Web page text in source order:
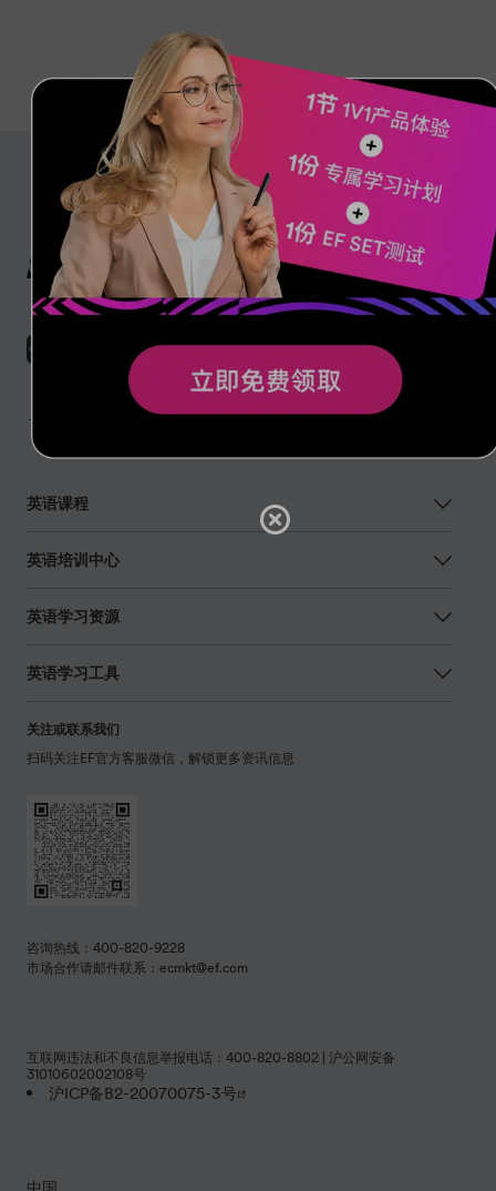
英语课程
英语培训中心
英语学习资源
英语学习工具
关注或联系我们
扫码关注EF官方客服微信，解锁更多资讯信息
咨询热线：400-820-9228
市场合作请邮件联系：ecmkt@ef.com
互联网违法和不良信息举报电话：400-820-8802 | 沪公网安备
31010602002108号
沪ICP备B2-20070075-3号